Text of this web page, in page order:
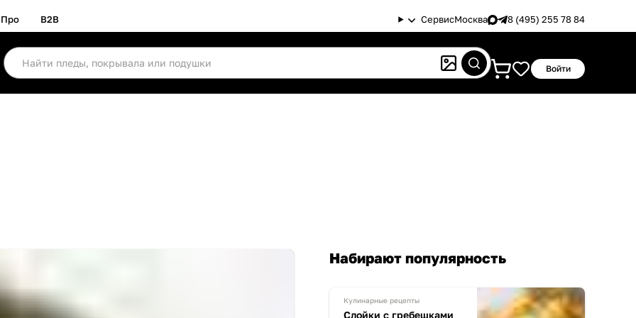
Про B2B СервисМосква 8 (495) 255 78 84
Войти
Набирают популярность
Кулинарные рецепты
Слойки с гребешками